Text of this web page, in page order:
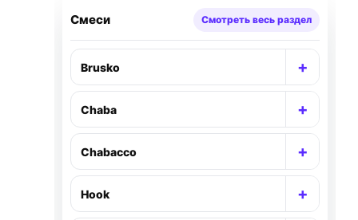
Смеси Смотреть весь раздел
Brusko +
Chaba +
Chabacco +
Hook +